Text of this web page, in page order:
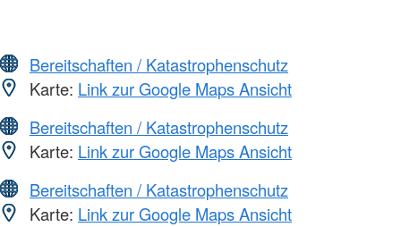
Bereitschaften / Katastrophenschutz
Karte: Link zur Google Maps Ansicht
Bereitschaften / Katastrophenschutz
Karte: Link zur Google Maps Ansicht
Bereitschaften / Katastrophenschutz
Karte: Link zur Google Maps Ansicht